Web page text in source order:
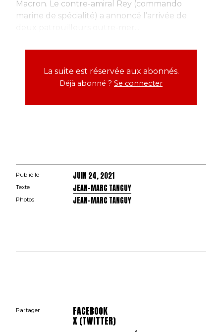
Macron. Le contre-amiral Rey (commando
marine de spécialité) a annoncé l’arrivée de
La suite est réservée aux abonnés.
Déjà abonné ? Se connecter
Publié le JUIN 24, 2021
Texte JEAN-MARC TANGUY
Photos JEAN-MARC TANGUY
Partager FACEBOOK
X (TWITTER)